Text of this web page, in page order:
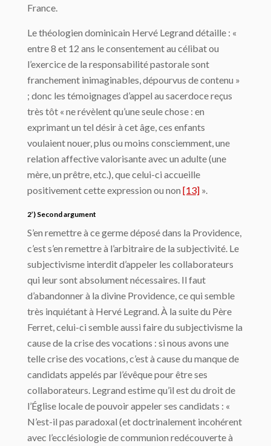
France.
Le théologien dominicain Hervé Legrand détaille : «
entre 8 et 12 ans le consentement au célibat ou
l’exercice de la responsabilité pastorale sont
franchement inimaginables, dépourvus de contenu »
; donc les témoignages d’appel au sacerdoce reçus
très tôt « ne révèlent qu’une seule chose : en
exprimant un tel désir à cet âge, ces enfants
voulaient nouer, plus ou moins consciemment, une
relation affective valorisante avec un adulte (une
mère, un prêtre, etc.), que celui-ci accueille
positivement cette expression ou non [13] ».
2’) Second argument
S’en remettre à ce germe déposé dans la Providence,
c’est s’en remettre à l’arbitraire de la subjectivité. Le
subjectivisme interdit d’appeler les collaborateurs
qui leur sont absolument nécessaires. Il faut
d’abandonner à la divine Providence, ce qui semble
très inquiétant à Hervé Legrand. À la suite du Père
Ferret, celui-ci semble aussi faire du subjectivisme la
cause de la crise des vocations : si nous avons une
telle crise des vocations, c’est à cause du manque de
candidats appelés par l’évêque pour être ses
collaborateurs. Legrand estime qu’il est du droit de
l’Église locale de pouvoir appeler ses candidats : «
N’est-il pas paradoxal (et doctrinalement incohérent
avec l’ecclésiologie de communion redécouverte à